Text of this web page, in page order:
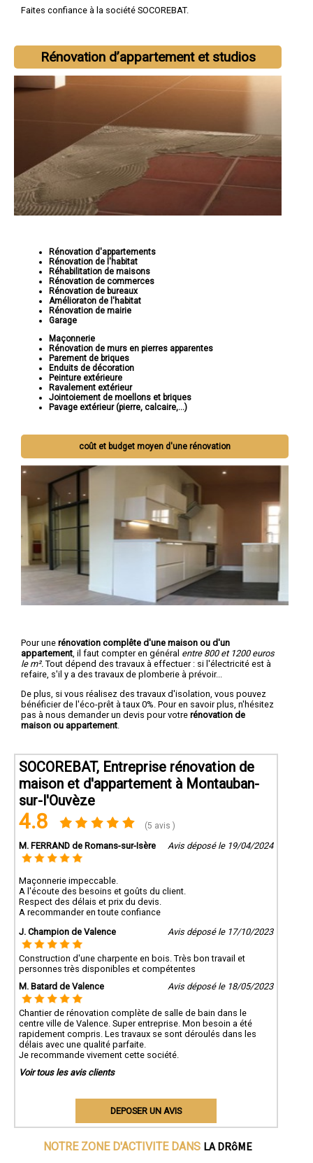
Faites confiance à la société SOCOREBAT.
Rénovation d’appartement et studios
Rénovation d'appartements
Rénovation de l'habitat
Réhabilitation de maisons
Rénovation de commerces
Rénovation de bureaux
Amélioraton de l'habitat
Rénovation de mairie
Garage
Maçonnerie
Rénovation de murs en pierres apparentes
Parement de briques
Enduits de décoration
Peinture extérieure
Ravalement extérieur
Jointoiement de moellons et briques
Pavage extérieur (pierre, calcaire,...)
coût et budget moyen d'une rénovation
Pour une rénovation complête d'une maison ou d'un
appartement , il faut compter en général entre 800 et 1200 euros
le m². Tout dépend des travaux à effectuer : si l'électricité est à
refaire, s'il y a des travaux de plomberie à prévoir...
De plus, si vous réalisez des travaux d'isolation, vous pouvez
bénéficier de l'éco-prêt à taux 0%. Pour en savoir plus, n'hésitez
pas à nous demander un devis pour votre rénovation de
maison ou appartement
SOCOREBAT, Entreprise rénovation de
maison et d'appartement à Montauban-
sur-l'Ouvèze
4.8 (5 avis )
M. FERRAND de Romans-sur-Isère Avis déposé le 19/04/2024
Maçonnerie impeccable.
A l'écoute des besoins et goûts du client.
Respect des délais et prix du devis.
A recommander en toute confiance
J. Champion de Valence
Avis déposé le 17/10/2023
Construction d'une charpente en bois. Très bon travail et
personnes très disponibles et compétentes
M. Batard de Valence
Avis déposé le 18/05/2023
Chantier de rénovation complète de salle de bain dans le
centre ville de Valence. Super entreprise. Mon besoin a été
rapidement compris. Les travaux se sont déroulés dans les
délais avec une qualité parfaite.
Je recommande vivement cette société.
Voir tous les avis clients
DEPOSER UN AVIS
NOTRE ZONE D'ACTIVITE DANS LA DRôME